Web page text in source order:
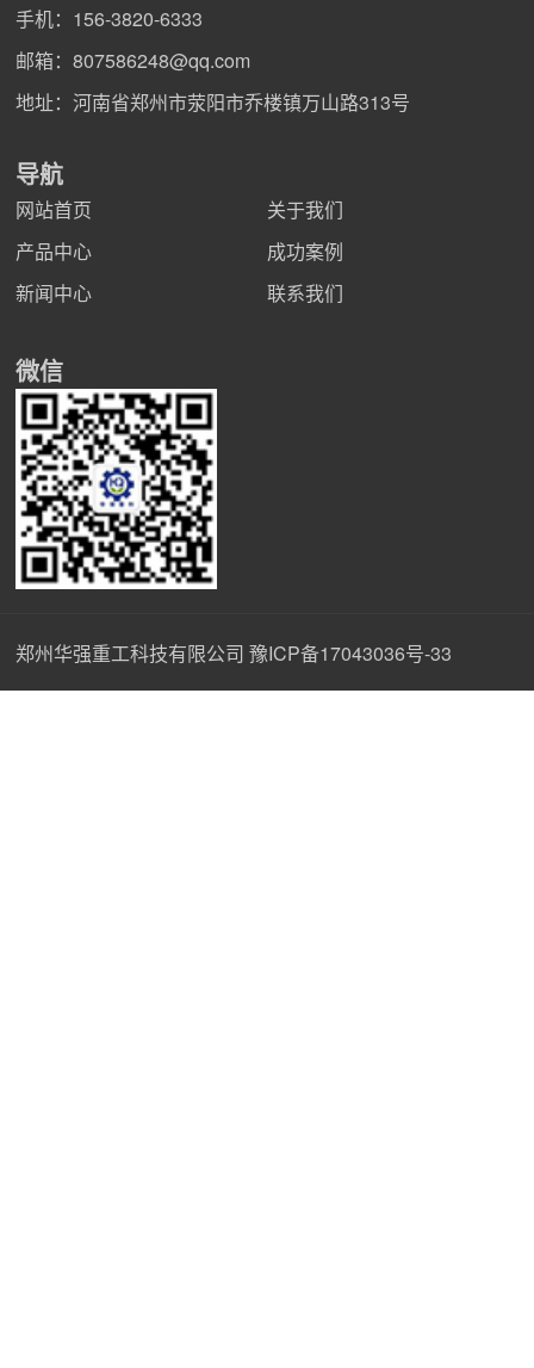
手机： 156-3820-6333
邮箱：807586248@qq.com
地址：河南省郑州市荥阳市乔楼镇万山路313号
导航
网站首页
关于我们
产品中心
成功案例
新闻中心
联系我们
微信
郑州华强重工科技有限公司豫ICP备17043036号-33